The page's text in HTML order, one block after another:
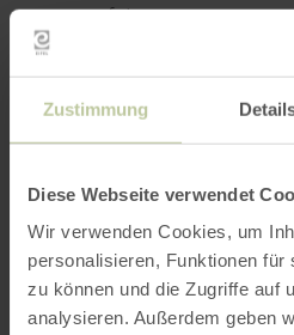
Zustimmung
Diese Webseite verwendet
Wir verwenden Cookies, um
personalisieren, Funktionen für
zu können und die Zugriffe auf
analysieren. Außerdem geben
Anfahrt von: